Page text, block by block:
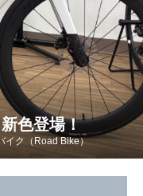
色登場！
イク（Road Bike）